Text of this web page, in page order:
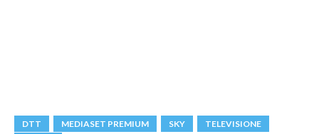
DTT MEDIASET PREMIUM SKY
TELEVISIONE